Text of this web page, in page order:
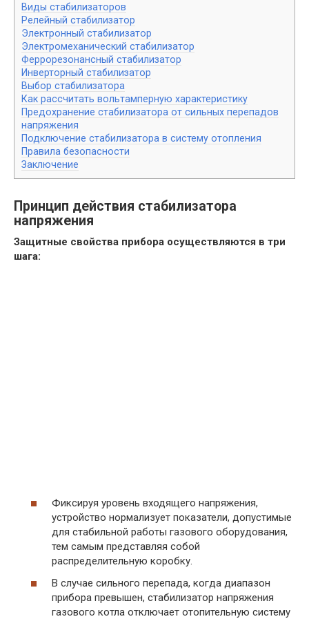
Виды стабилизаторов
Релейный стабилизатор
Электронный стабилизатор
Электромеханический стабилизатор
Феррорезонансный стабилизатор
Инверторный стабилизатор
Выбор стабилизатора
Как рассчитать вольтамперную характеристику
Предохранение стабилизатора от сильных перепадов
напряжения
Подключение стабилизатора в систему отопления
Правила безопасности
Заключение
Принцип действия стабилизатора
напряжения
Защитные свойства прибора осуществляются в три
шага:
Фиксируя уровень входящего напряжения,
устройство нормализует показатели, допустимые
для стабильной работы газового оборудования,
тем самым представляя собой
распределительную коробку.
В случае сильного перепада, когда диапазон
прибора превышен, стабилизатор напряжения
газового котла отключает отопительную систему